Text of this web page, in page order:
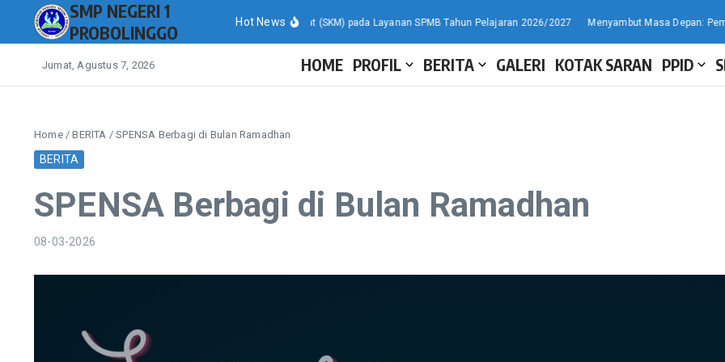
Lewati ke kontenSMP NEGERI 1
PROBOLINGGO
Hot News
Hasil Survei Kepuasan Masyarakat (SKM) pada Layanan SPMB Tahun Pelajaran 2026/2027 Menyambut Masa Depan: Pembukaan
Jumat, Agustus 7, 2026 HOME PROFIL BERITA GALERI KOTAK SARAN PPID
Home/BERITA /SPENSA Berbagi di Bulan Ramadhan
BERITA
SPENSA Berbagi di Bulan Ramadhan
08-03-2026